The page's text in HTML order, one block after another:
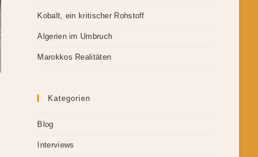
Kobalt, ein kritischer Rohstoff
Algerien im Umbruch
Marokkos Realitäten
Kategorien
Blog
Interviews